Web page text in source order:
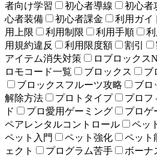
者向け学習
初心者導線 初心者
心者装備
初心者課金 利用ガイ
用上限
利用制限 利用手順
用規約違反
利用限度額 割引
アイテム消失対策
ロブロックス
ロモコード一覧
ブロックス
ブ
ブロックスフルーツ攻略
ブロ
解除方法
プロトタイプ プロフ
ド
プロ愛用ゲーミング プロゲ
ペアレンタルコントロール
ペッ
ペット入門
ペット強化 ペット
ェクト
プログラム苦手 ボーナ